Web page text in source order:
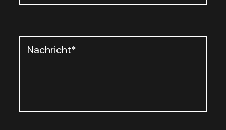
Nachricht*